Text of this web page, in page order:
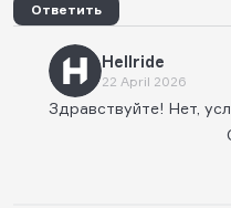
Ответить
Hellride
22 April 2026
Здравствуйте! Нет,